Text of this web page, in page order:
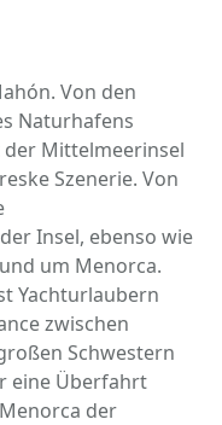
Von den
Naturhafens
Mittelmeerinsel
Szenerie. Von
Insel, ebenso wie
um Menorca.
Yachturlaubern
zwischen
Schwestern
eine Überfahrt
der